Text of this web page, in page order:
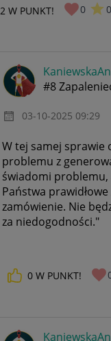
2 W PUNKT! 0 0
#8
‎03-10-2025 09:29
W tej samej sprawie
problemu z
świadomi problemu,
Państwa
zamówienie. Nie
za niedogodności."
0 W PUNKT!